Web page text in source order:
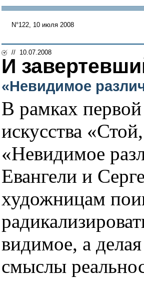
N°122, 10 июля 2008
// 10.07.2008
И
«Невидимое
В рамках
искусства
«Невидимое
Евангели и
художницам
видимое, а
смыслы